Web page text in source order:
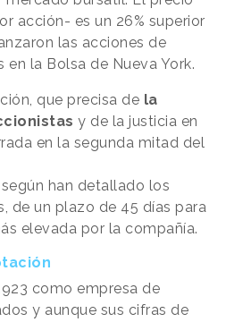
acción- es un 26% superior
las acciones de
en la Bolsa de Nueva York.
que precisa de la
y de la justicia en
en la segunda mitad del
han detallado los
de un plazo de 45 días para
elevada por la compañía.
como empresa de
y aunque sus cifras de